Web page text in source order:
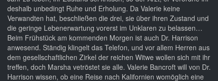
deshalb unbedingt Ruhe und Erholung. Da Valerie keine
Verwandten hat, beschließen die drei, sie über ihren Zustand und
die geringe Lebenerwartung vorerst im Unklaren zu belassen…
Beim Frühstück am kommenden Morgen ist auch Dr. Harrison
anwesend. Ständig klingelt das Telefon, und vor allem Herren aus
dem gesellschaftlichen Zirkel der reichen Witwe wollen sich mit ihr
treffen, doch Marsha vetröstet sie alle. Valerie Bancroft will von Dr.
Harrison wissen, ob eine Reise nach Kalifornien womöglich eine